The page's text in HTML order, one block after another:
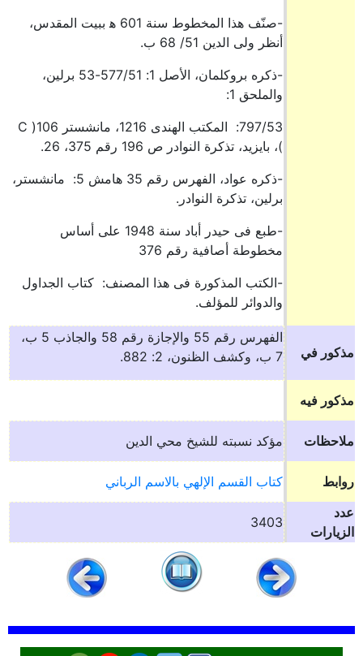
-صنّف هذا المخطوط سنة 601 ه‍ ببيت المقدس،
أنظر ولى الدين 51/ 68 ب.
-ذكره بروكلمان، الأصل 1: 577/51-53 برلين،
والملحق 1:
797/53: المكتب الهندى 1216، مانشستر 106( C
)، بايزيد، تذكرة النوادر ص 196 رقم 375، 26.
-ذكره عواد، الفهرس رقم 35 هامش 5: مانشستر،
برلين، تذكرة النوادر.
-طبع فى حيدر أباد سنة 1948 على أساس
مخطوطة أصافية رقم 376
-الكتب المذكورة فى هذا المصنف: كتاب الجداول
والدوائر للمؤلف.
مذكور في
الفهرس رقم 55 والإجازة رقم 58 والجاذب 5 ب،
7 ب، وكشف الظنون، 2: 882.
مذكور فيه
ملاحظات مؤكد نسبته للشيخ محي الدين
روابط
كتاب القسم الإلهي بالاسم الرباني
عدد
الزيارات
3403